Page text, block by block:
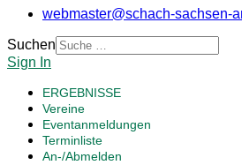
webmaster@schach-sachsen-
Suchen
Sign In
ERGEBNISSE
Vereine
Eventanmeldungen
Terminliste
An-/Abmelden